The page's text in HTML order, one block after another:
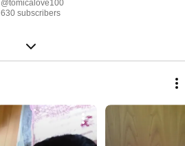
@tomicalove100
630 subscribers